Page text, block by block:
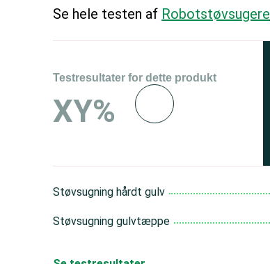
Se hele testen af Robotstøvsugere
Testresultater for dette produkt
XY%
Støvsugning hårdt gulv
Støvsugning gulvtæppe